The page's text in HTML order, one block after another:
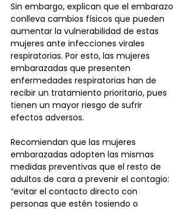
Sin embargo, explican que el embarazo
conlleva cambios físicos que pueden
aumentar la vulnerabilidad de estas
mujeres ante infecciones virales
respiratorias. Por esto, las mujeres
embarazadas que presenten
enfermedades respiratorias han de
recibir un tratamiento prioritario, pues
tienen un mayor riesgo de sufrir
efectos adversos.
Recomiendan que las mujeres
embarazadas adopten las mismas
medidas preventivas que el resto de
adultos de cara a prevenir el contagio:
“evitar el contacto directo con
personas que estén tosiendo o